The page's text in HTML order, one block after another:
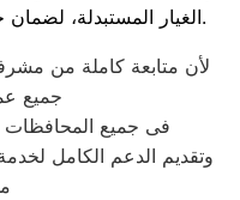
الغيار المستبدلة، لضمان حقوقهم في المتابعة الدورية.
لأن متابعة كاملة من
جميع
فى جميع المحافظات
وتقديم الدعم الكامل